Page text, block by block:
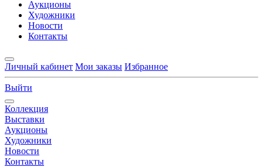
Аукционы
Художники
Новости
Контакты
Личный кабинет Мои заказы Избранное
Выйти
Коллекция
Выставки
Аукционы
Художники
Новости
Контакты